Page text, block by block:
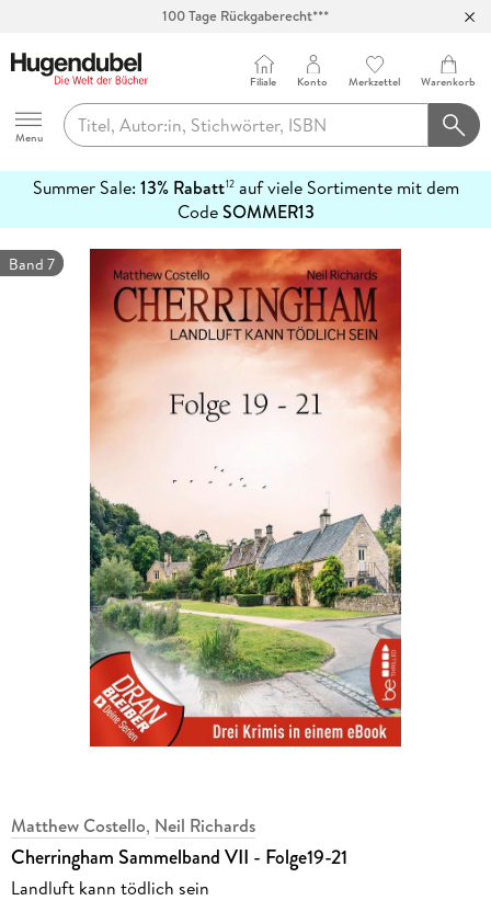
100 Tage Rückgaberecht***
Hugendubel
Menu
Filiale Konto Merkzettel Warenkorb
Summer Sale: 13% Rabatt12auf viele Sortimente mit dem
CodeSOMMER13
erfahren
Band 7
Matthew Costello, Neil Richards
Cherringham Sammelband VII - Folge19-21
Landluft kann tödlich sein